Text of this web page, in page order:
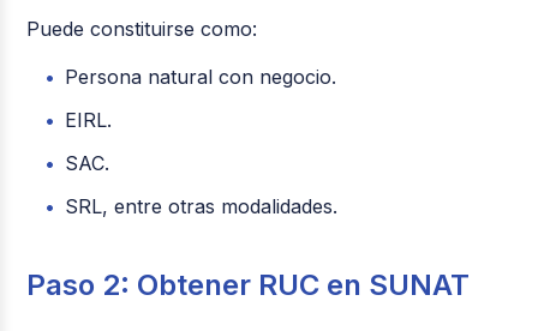
Puede constituirse como:
Persona natural con negocio.
EIRL.
SAC.
SRL, entre otras modalidades.
Paso 2: Obtener RUC en SUNAT